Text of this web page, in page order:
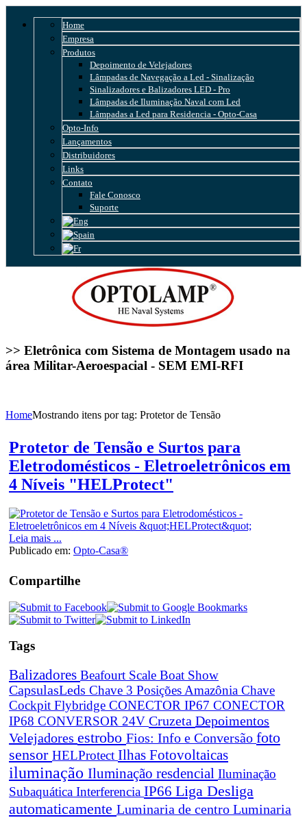
Home
Empresa
Produtos
Depoimento de Velejadores
Lâmpadas de Navegação a Led - Sinalização
Sinalizadores e Balizadores LED - Pro
Lâmpadas de Iluminação Naval com Led
Lâmpadas a Led para Residencia - Opto-Casa
Opto-Info
Lançamentos
Distribuidores
Links
Contato
Fale Conosco
Suporte
>> Eletrônica com Sistema de Montagem usado na
área Militar-Aeroespacial - SEM EMI-RFI
HomeMostrando itens por tag: Protetor de Tensão
Protetor de Tensão e Surtos para
Eletrodomésticos - Eletroeletrônicos em
4 Níveis "HELProtect"
Leia mais ...
Publicado em: Opto-Casa®
Compartilhe
Tags
Balizadores Beafourt Scale Boat Show
CapsulasLeds Chave 3 Posições Amazônia Chave
Cockpit Flybridge CONECTOR IP67 CONECTOR
IP68 CONVERSOR 24V Cruzeta Depoimentos
Velejadores estrobo Fios: Info e Conversão foto
sensor HELProtect Ilhas Fotovoltaicas
iluminação Iluminação resdencial Iluminação
Subaquática Interferencia IP66 Liga Desliga
automaticamente Luminaria de centro Luminaria